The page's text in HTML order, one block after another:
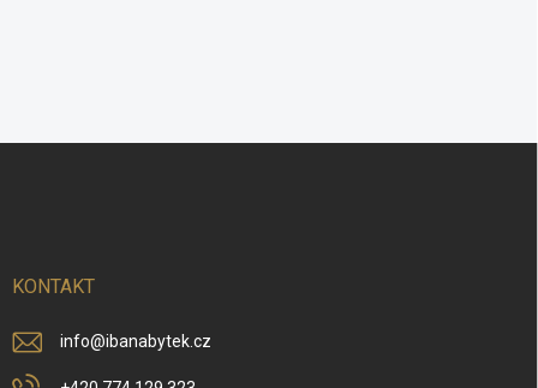
KONTAKT
info@ibanabytek.cz